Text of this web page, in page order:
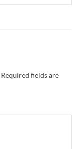
Required fields are